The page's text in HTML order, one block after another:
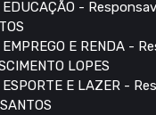
EDUCAÇÃO -
E RENDA -
LOPES
ESPORTE E LAZER -